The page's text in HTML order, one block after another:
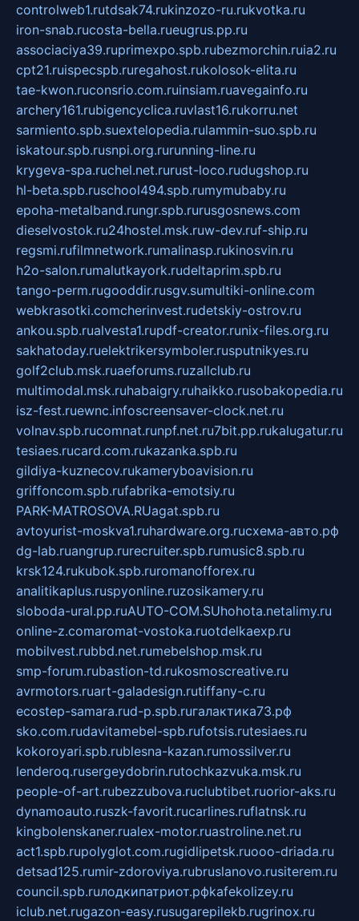
controlweb1.rutdsak74.rukinzozo-ru.rukvotka.ru
iron-snab.rucosta-bella.rueugrus.pp.ru
associaciya39.ruprimexpo.spb.rubezmorchin.ruia2.ru
cpt21.ruispecspb.ruregahost.rukolosok-elita.ru
tae-kwon.ruconsrio.com.ruinsiam.ruavegainfo.ru
archery161.rubigencyclica.ruvlast16.rukorru.net
sarmiento.spb.suextelopedia.rulammin-suo.spb.ru
iskatour.spb.rusnpi.org.rurunning-line.ru
krygeva-spa.ruchel.net.rurust-loco.rudugshop.ru
hl-beta.spb.ruschool494.spb.rumymubaby.ru
epoha-metalband.rungr.spb.rurusgosnews.com
dieselvostok.ru24hostel.msk.ruw-dev.ruf-ship.ru
regsmi.rufilmnetwork.rumalinasp.rukinosvin.ru
h2o-salon.rumalutkayork.rudeltaprim.spb.ru
tango-perm.rugooddir.rusgv.sumultiki-online.com
webkrasotki.comcherinvest.rudetskiy-ostrov.ru
ankou.spb.rualvesta1.rupdf-creator.runix-files.org.ru
sakhatoday.ruelektrikersymboler.rusputnikyes.ru
golf2club.msk.ruaeforums.ruzallclub.ru
multimodal.msk.ruhabaigry.ruhaikko.rusobakopedia.ru
isz-fest.ruewnc.infoscreensaver-clock.net.ru
volnav.spb.rucomnat.runpf.net.ru7bit.pp.rukalugatur.ru
tesiaes.rucard.com.rukazanka.spb.ru
gildiya-kuznecov.rukameryboavision.ru
griffoncom.spb.rufabrika-emotsiy.ru
PARK-MATROSOVA.RUagat.spb.ru
avtoyurist-moskva1.ruhardware.org.ruсхема-авто.рф
dg-lab.ruangrup.rurecruiter.spb.rumusic8.spb.ru
krsk124.rukubok.spb.ruromanofforex.ru
analitikaplus.ruspyonline.ruzosikamery.ru
sloboda-ural.pp.ruAUTO-COM.SUhohota.netalimy.ru
online-z.comaromat-vostoka.ruotdelkaexp.ru
mobilvest.rubbd.net.rumebelshop.msk.ru
smp-forum.rubastion-td.rukosmoscreative.ru
avrmotors.ruart-galadesign.rutiffany-c.ru
ecostep-samara.rud-p.spb.ruгалактика73.рф
sko.com.rudavitamebel-spb.rufotsis.rutesiaes.ru
kokoroyari.spb.rublesna-kazan.rumossilver.ru
lenderoq.rusergeydobrin.rutochkazvuka.msk.ru
people-of-art.rubezzubova.ruclubtibet.ruorior-aks.ru
dynamoauto.ruszk-favorit.rucarlines.ruflatnsk.ru
kingbolenskaner.rualex-motor.ruastroline.net.ru
act1.spb.rupolyglot.com.rugidlipetsk.ruooo-driada.ru
detsad125.rumir-zdoroviya.rubruslanovo.rusiterem.ru
council.spb.ruлодкипатриот.рфkafekolizey.ru
iclub.net.rugazon-easy.rusugarepilekb.rugrinox.ru